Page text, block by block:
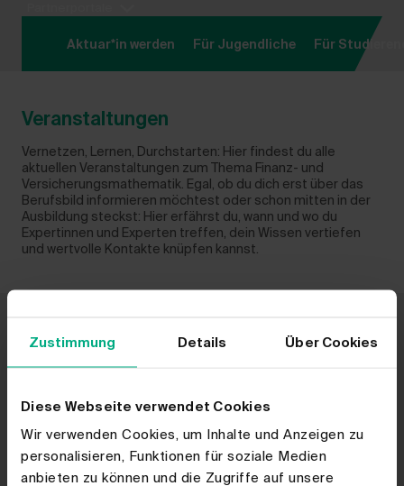
Zustimmung Details Über Cookies
Diese Webseite verwendet Cookies
Wir verwenden Cookies, um Inhalte und Anzeigen zu
personalisieren, Funktionen für soziale Medien
anbieten zu können und die Zugriffe auf unsere
Aktuar*in werden Für Jugendliche Für
Veranstaltungen
Vernetzen, Lernen, Durchstarten: Hier findest du alle
aktuellen Veranstaltungen zum Thema Finanz- und
Versicherungsmathematik. Egal, ob du dich erst über das
Berufsbild informieren möchtest oder schon mitten in der
Ausbildung steckst: Hier erfährst du, wann und wo du
Expertinnen und Experten treffen, dein Wissen vertiefen
und wertvolle Kontakte knüpfen kannst.
DGVFM-Nachwuchsveranstaltung
Nachwuchsveranstaltung
Workshop für
Nachwuchsmathematiker*innen